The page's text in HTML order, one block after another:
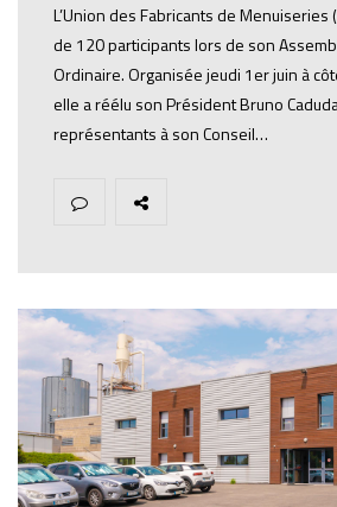
L’Union des Fabricants de Menuiseries
de 120 participants lors de son
Ordinaire. Organisée jeudi 1er juin à
elle a réélu son Président Bruno
représentants à son Conseil…